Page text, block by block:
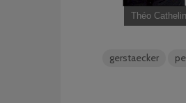
Théo
gerstaecker